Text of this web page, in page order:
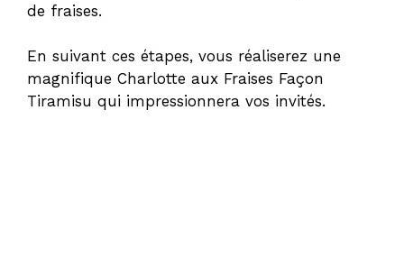
de fraises.
En suivant ces étapes, vous réaliserez une
magnifique Charlotte aux Fraises Façon
Tiramisu qui impressionnera vos invités.